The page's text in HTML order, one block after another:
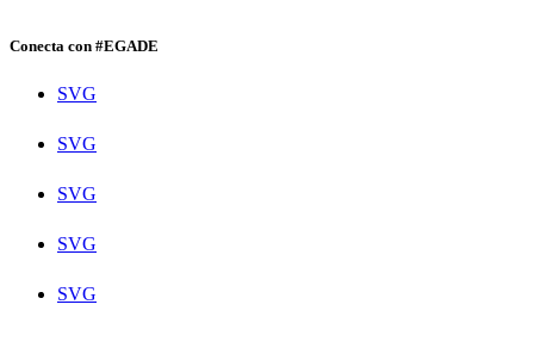
Conecta con #EGADE
SVG
SVG
SVG
SVG
SVG